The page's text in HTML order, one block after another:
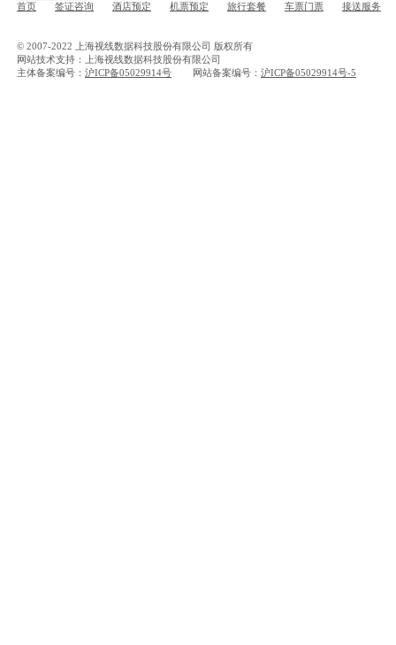
首页
签证咨询 酒店预定 机票预定 旅行套餐 车票门票 接送服务
© 2007-2022 上海视线数据科技股份有限公司 版权所有
网站技术支持：上海视线数据科技股份有限公司
主体备案编号： 沪ICP备05029914号 网站备案编号： 沪ICP备05029914号-5